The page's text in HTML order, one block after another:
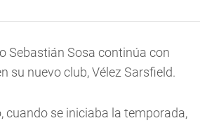
Sebastián Sosa continúa con
su nuevo club, Vélez Sarsfield.
cuando se iniciaba la temporada,